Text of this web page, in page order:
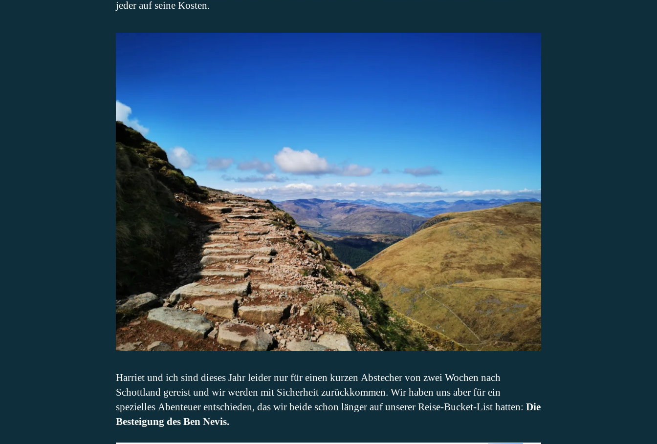
jeder auf seine Kosten.
Harriet und ich sind dieses Jahr leider nur für einen kurzen Abstecher von zwei Wochen nach
Schottland gereist und wir werden mit Sicherheit zurückkommen. Wir haben uns aber für ein
spezielles Abenteuer entschieden, das wir beide schon länger auf unserer Reise-Bucket-List hatten: Die
Besteigung des Ben Nevis.